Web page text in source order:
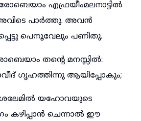
എഫ്രയീംമലനാട്ടിൽ
പാർത്തു. അവൻ
പെനൂവേലും പണിതു.
തന്റെ മനസ്സിൽ:
ഗൃഹത്തിന്നു ആയിപ്പോകും;
യഹോവയുടെ
കഴിപ്പാൻ ചെന്നാൽ ഈ